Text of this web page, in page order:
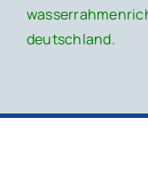
deutschland.